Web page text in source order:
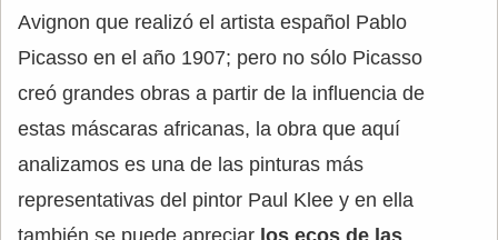
Avignon que realizó el artista español Pablo
Picasso en el año 1907; pero no sólo Picasso
creó grandes obras a partir de la influencia de
estas máscaras africanas, la obra que aquí
analizamos es una de las pinturas más
representativas del pintor Paul Klee y en ella
también se puede apreciar los ecos de las